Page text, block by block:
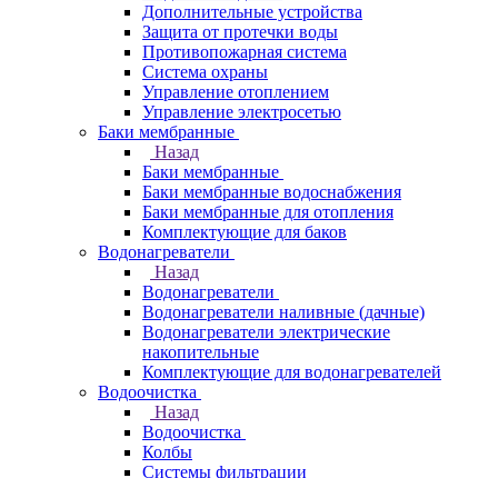
Дополнительные устройства
Защита от протечки воды
Противопожарная система
Система охраны
Управление отоплением
Управление электросетью
Баки мембранные
Назад
Баки мембранные
Баки мембранные водоснабжения
Баки мембранные для отопления
Комплектующие для баков
Водонагреватели
Назад
Водонагреватели
Водонагреватели наливные (дачные)
Водонагреватели электрические
накопительные
Комплектующие для водонагревателей
Водоочистка
Назад
Водоочистка
Колбы
Системы фильтрации